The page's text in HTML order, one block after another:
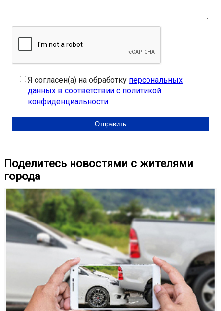
Я согласен(а) на обработку персональных
данных в соответствии с политикой
конфиденциальности
Поделитесь новостями с жителями
города